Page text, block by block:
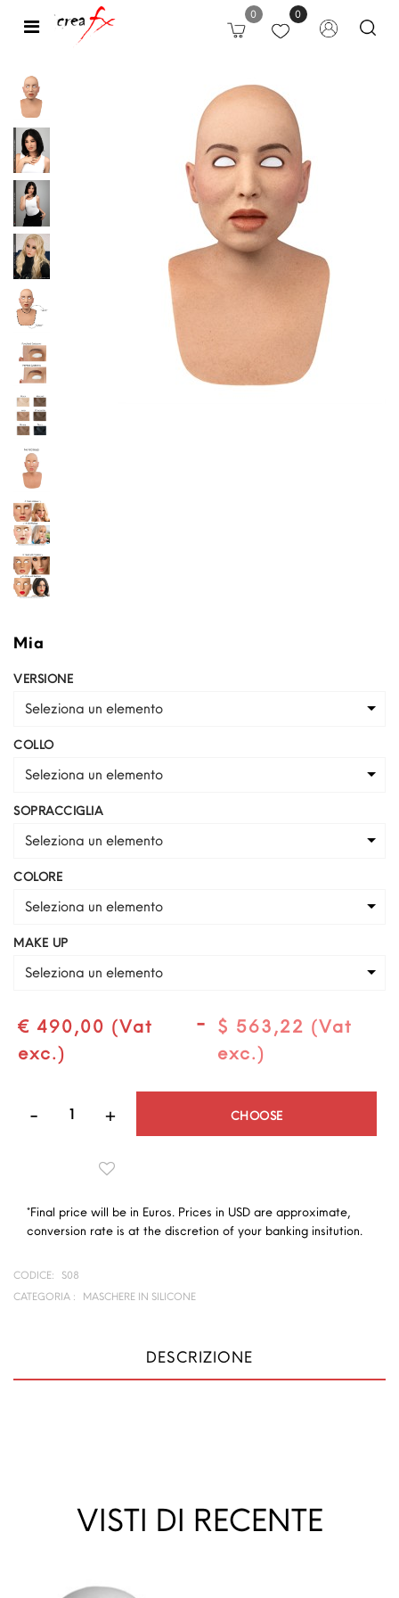
Open 0 0
Mia
VERSIONE
Seleziona un elemento
COLLO
Seleziona un elemento
SOPRACCIGLIA
Seleziona un elemento
COLORE
Seleziona un elemento
MAKE UP
Seleziona un elemento
€ 490,00 (Vat
exc.)
-
$ 563,22 (Vat
exc.)
CHOOSE
*Final price will be in Euros. Prices in USD are approximate,
conversion rate is at the discretion of your banking insitution.
CODICE:
S08
CATEGORIA :
MASCHERE IN SILICONE
DESCRIZIONE
VISTI DI RECENTE